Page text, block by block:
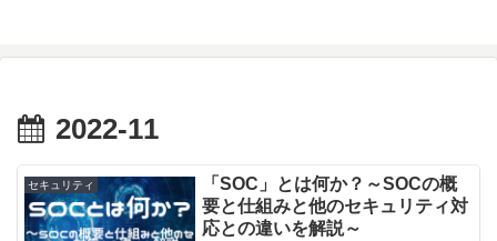
2022-11
セキュリティ
「SOC」とは何か？～SOCの概
要と仕組みと他のセキュリティ対
応との違いを解説～